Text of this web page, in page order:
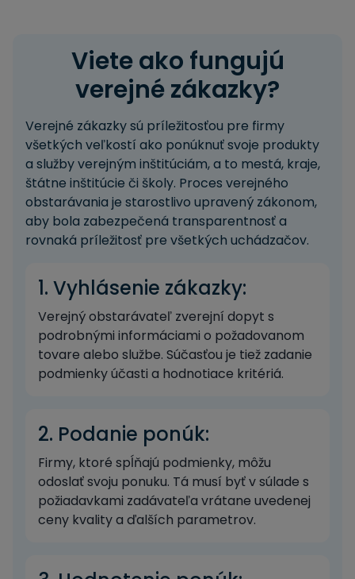
Viete ako fungujú
verejné zákazky?
Verejné zákazky sú príležitosťou pre firmy
všetkých veľkostí ako ponúknuť svoje produkty
a služby verejným inštitúciám, a to mestá, kraje,
štátne inštitúcie či školy. Proces verejného
obstarávania je starostlivo upravený zákonom,
aby bola zabezpečená transparentnosť a
rovnaká príležitosť pre všetkých uchádzačov.
1. Vyhlásenie zákazky:
Verejný obstarávateľ zverejní dopyt s
podrobnými informáciami o požadovanom
tovare alebo službe. Súčasťou je tiež zadanie
podmienky účasti a hodnotiace kritériá.
2. Podanie ponúk:
Firmy, ktoré spĺňajú podmienky, môžu
odoslať svoju ponuku. Tá musí byť v súlade s
požiadavkami zadávateľa vrátane uvedenej
ceny kvality a ďalších parametrov.